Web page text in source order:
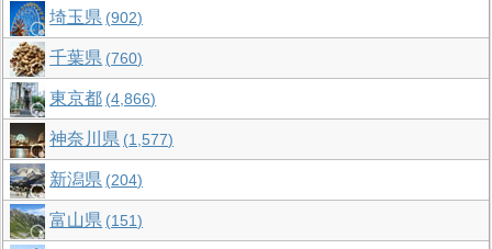
埼玉県 902
千葉県 760
東京都 4,866
神奈川県 1,577
新潟県 204
富山県 151